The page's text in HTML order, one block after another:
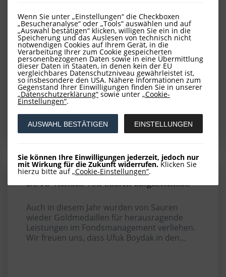
Wenn Sie unter „Einstellungen“ die Checkboxen
„Besucheranalyse“ oder „Tools“ auswählen und auf
„Auswahl bestätigen“ klicken, willigen Sie ein in die
Speicherung und das Auslesen von technisch nicht
notwendigen Cookies auf Ihrem Gerät, in die
Verarbeitung Ihrer zum Cookie gespeicherten
personenbezogenen Daten sowie in eine Übermittlung
dieser Daten in Staaten, in denen kein der EU
vergleichbares Datenschutzniveau gewährleistet ist,
so insbesondere den USA. Nähere Informationen zum
Gegenstand Ihrer Einwilligungen finden Sie in unserer
„Datenschutzerklärung“ sowie unter „Cookie-
Einstellungen“.
AUSWAHL BESTÄTIGEN EINSTELLUNGEN
Sie können Ihre Einwilligungen jederzeit, jedoch nur
mit Wirkung für die Zukunft widerrufen. Klicken Sie
hierzu bitte auf„Cookie-Einstellungen“.
passive Aktieninvestments entschieden. Für
vergleichsweise geringe Kostenvorteile geben
sie damit die Chance auf eine...
ADVERTORIAL IN DER TIAM
LOYS vierfach von Sauren ausgezeichnet!
Auch in diesem Jahr wurden von Sauren
wieder Goldmedaillen für herausragende
Leistungen im Fondsmanagement verliehen.
Wir freuen uns, dass Ufuk Boydak in den...